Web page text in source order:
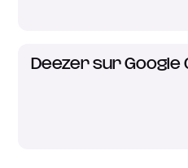
Deezer sur